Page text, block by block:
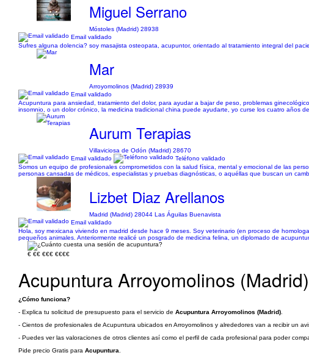
Miguel Serrano
Móstoles (Madrid) 28938
Email validado
Sufres alguna dolencia? soy masajista osteopata, acupuntor, orientado al tratamiento integral del
Mar
Arroyomolinos (Madrid) 28939
Email validado
Acupuntura para ansiedad, tratamiento del dolor, para ayudar a bajar de peso, problemas
insomnio, o un dolor crónico, la medicina tradicional china puede ayudarte, yo curse los cuatro años
Aurum Terapias
Villaviciosa de Odón (Madrid) 28670
Email validado
Teléfono validado
Somos un equipo de profesionales comprometidos con la salud física, mental y emocional de las
personas cansadas de médicos, especialistas y pruebas diagnósticas, o aquéllas que buscan un
Lizbet Diaz Arellanos
Madrid (Madrid) 28044 Las Águilas Buenavista
Email validado
Hola, soy mexicana viviendo en madrid desde hace 9 meses. Soy veterinario (en proceso de
pequeños animales. Anteriormente realicé un posgrado de medicina felina, un diplomado de
€ €€ €€€ €€€€
Acupuntura Arroyomolinos (Madrid)
¿Cómo funciona?
- Explica tu solicitud de presupuesto para el servicio de Acupuntura Arroyomolinos (Madrid)
- Cientos de profesionales de Acupuntura ubicados en Arroyomolinos y alrededores van a recibir un
- Puedes ver las valoraciones de otros clientes así como el perfil de cada profesional para poder
Pide precio Gratis para Acupuntura